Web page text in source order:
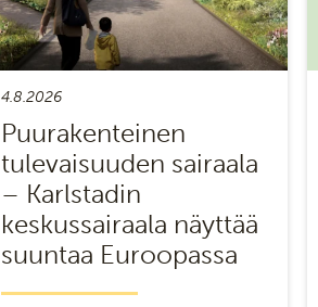
4.8.2026
Puurakenteinen
tulevaisuuden sairaala
– Karlstadin
keskussairaala näyttää
suuntaa Euroopassa